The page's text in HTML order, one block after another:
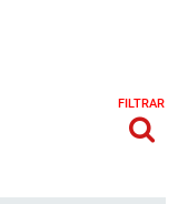
FILTRAR